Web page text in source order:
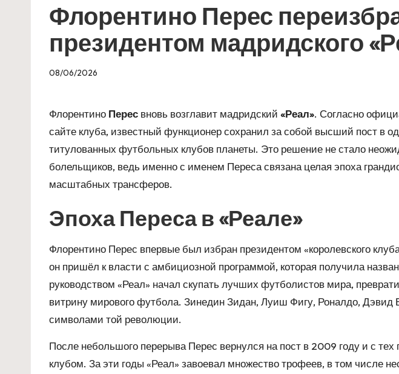
Флорентино Перес
президентом мадридского
08/06/2026
Флорентино Перес вновь возглавит мадридский «Реал». Согласно
сайте клуба, известный функционер сохранил за собой высший пост в
титулованных футбольных клубов планеты. Это решение не стало
болельщиков, ведь именно с именем Переса связана целая эпоха
масштабных трансферов.
Эпоха Переса в «Реале»
Флорентино Перес впервые был избран президентом «королевского
он пришёл к власти с амбициозной программой, которая получила
руководством «Реал» начал скупать лучших футболистов мира,
витрину мирового футбола. Зинедин Зидан, Луиш Фигу, Роналдо, Дэвид
символами той революции.
После небольшого перерыва Перес вернулся на пост в 2009 году и с тех
клубом. За эти годы «Реал» завоевал множество трофеев, в том числе